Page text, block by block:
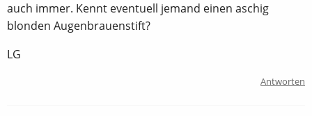
auch immer. Kennt eventuell jemand einen aschig
blonden Augenbrauenstift?
LG
Antworten